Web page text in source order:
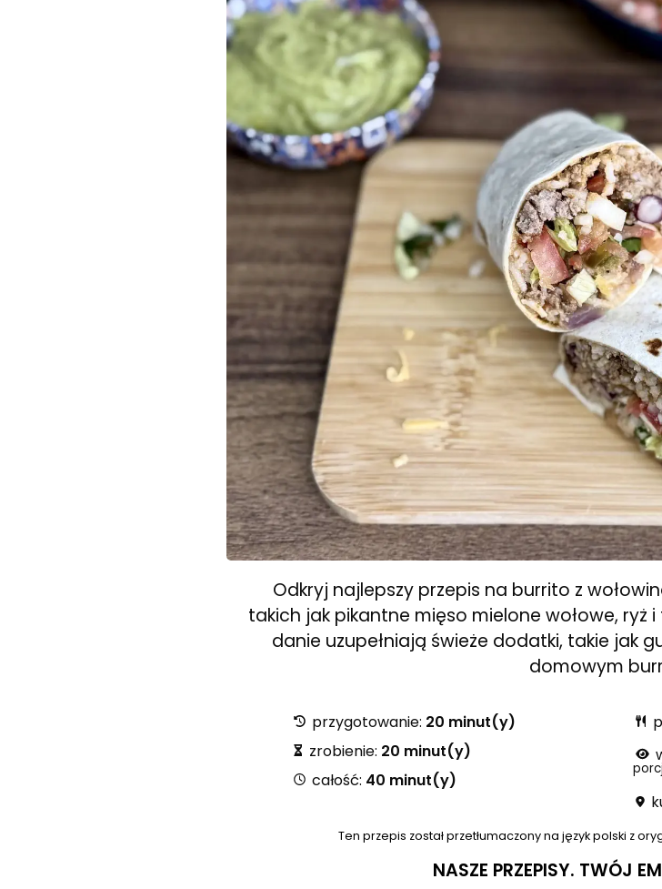
Odkryj najlepszy przepis na burrito z
takich jak pikantne mięso mielone wołowe, ryż
danie uzupełniają świeże dodatki, takie jak
domowym
przygotowanie: 20 minut(y)
zrobienie: 20 minut(y)
całość: 40 minut(y)
Ten przepis został przetłumaczony na język polski z
NASZE PRZEPISY. TWÓJ